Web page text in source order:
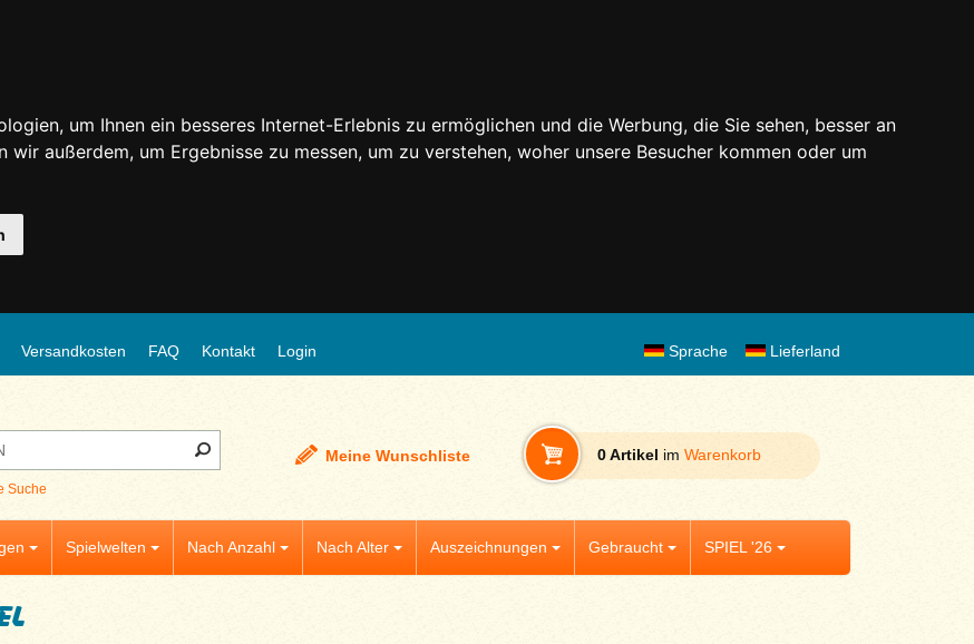
um Ihnen ein besseres Internet-Erlebnis zu ermöglichen und die Werbung, die Sie sehen, besser an
außerdem, um Ergebnisse zu messen, um zu verstehen, woher unsere Besucher kommen oder um
Versandkosten FAQ Kontakt Login Lieferland
Sprache
Suche
Meine Wunschliste 0 Artikel im Warenkorb
Spielwelten Nach Anzahl Nach Alter Auszeichnungen Gebraucht SPIEL '26